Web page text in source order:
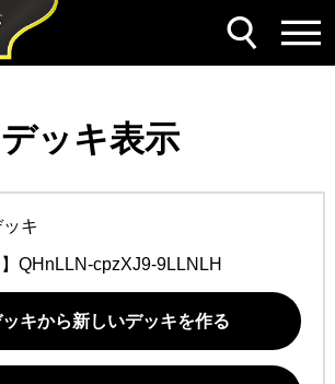
デッキ表示
ッキ
QHnLLN-cpzXJ9-9LLNLH
キから新しいデッキを作る